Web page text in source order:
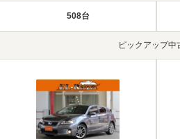
508台
ピックアップ中